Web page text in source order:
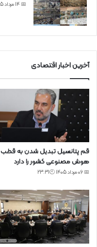
📅 14 مرداد 1405 🕙00:16
آخرین اخبار اقتصادی
قم پتانسیل تبدیل شدن به قطب
هوش مصنوعی کشور را دارد
📅 06 مرداد 1405 🕙23:31